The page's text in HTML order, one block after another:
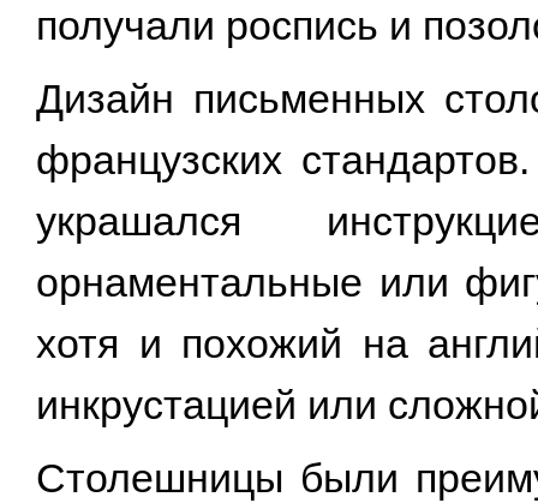
получали роспись и
Дизайн письменных
французских
украшался
орнаментальные или
хотя и похожий на
инкрустацией или
Столешницы были